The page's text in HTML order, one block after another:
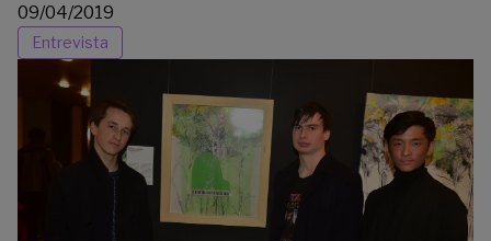
09/04/2019
Entrevista